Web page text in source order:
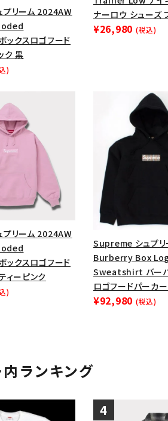
コラボレーションブランド
キャップ・ハット
ショルダー・ウ
ブラックスウェット
商品を表示する
込んで検索する
リーム 2024AW
クスロゴフード
ク 黒
)
ナーロウ シューズ
¥26,980 (税込)
リーム 2024AW
クスロゴフード
ィーピンク
)
Supreme シュプリ
Burberry Box
Sweatshirt バーバ
ロゴフードパーカ
¥92,980 (税込)
ランキング